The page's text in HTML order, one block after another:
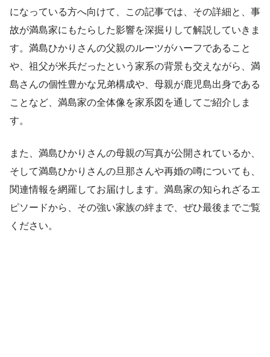
になっている方へ向けて、この記事では、その詳細と、事
故が満島家にもたらした影響を深掘りして解説していきま
す。満島ひかりさんの父親のルーツがハーフであること
や、祖父が米兵だったという家系の背景も交えながら、満
島さんの個性豊かな兄弟構成や、母親が鹿児島出身である
ことなど、満島家の全体像を家系図を通してご紹介しま
す。
また、満島ひかりさんの母親の写真が公開されているか、
そして満島ひかりさんの旦那さんや再婚の噂についても、
関連情報を網羅してお届けします。満島家の知られざるエ
ピソードから、その強い家族の絆まで、ぜひ最後までご覧
ください。